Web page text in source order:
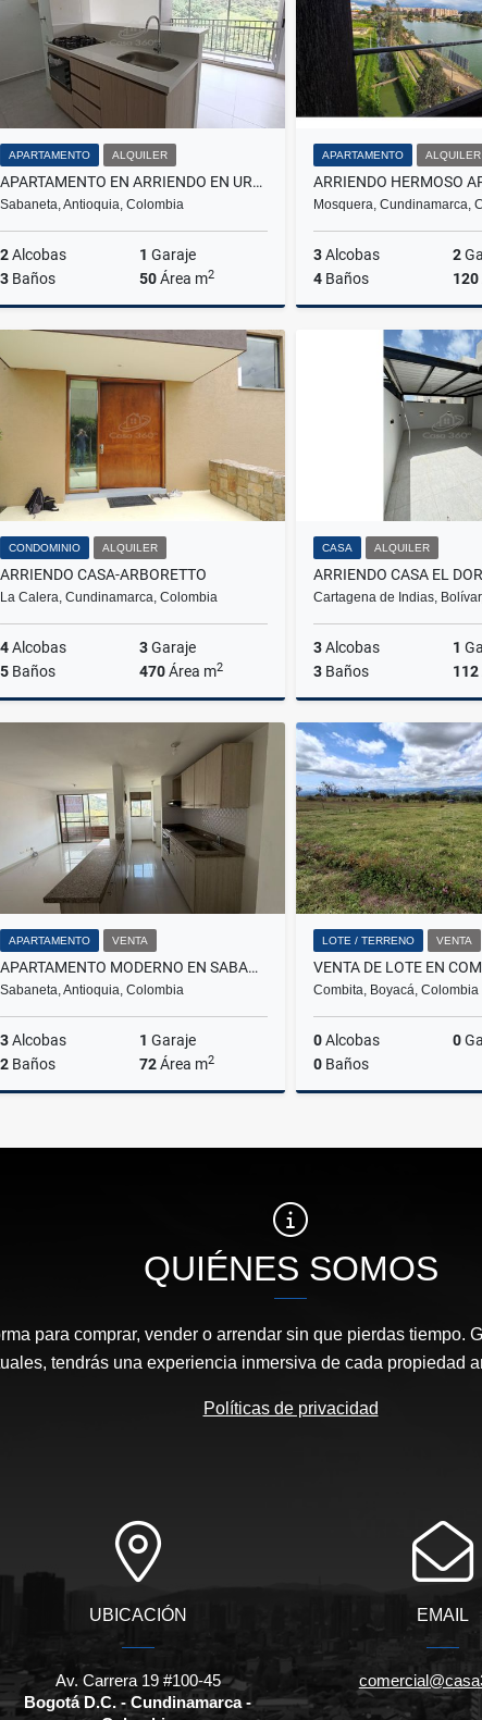
APARTAMENTO ALQUILER
APARTAMENTO EN ARRIENDO EN URBANIZACIÓN KUO- SABANETA
Sabaneta, Antioquia, Colombia
2Alcobas 1 Garaje
3 Baños 50Área m2
Alquiler
APARTAMENTO ALQUILER
Mosquera, Cundinamarca,
3Alcobas 2
4 Baños 120
CONDOMINIO ALQUILER
ARRIENDO CASA-ARBORETTO
La Calera, Cundinamarca, Colombia
4Alcobas 3Garaje
5 Baños 470Área m2
Alquiler
$11.855.200
CASA ALQUILER
ARRIENDO CASA EL
Cartagena de Indias,
3Alcobas 1
3 Baños 112
APARTAMENTO VENTA
APARTAMENTO MODERNO EN SABANETA
Sabaneta, Antioquia, Colombia
3Alcobas 1 Garaje
2 Baños 72Área m2
$460.000.000
LOTE / TERRENO VENTA
VENTA DE LOTE EN
Combita, Boyacá, Colombia
0Alcobas 0
0 Baños
QUIÉNES SOMOS
para comprar, vender o arrendar sin que pierdas tiempo.
tendrás una experiencia inmersiva de cada propiedad
Políticas de privacidad
UBICACIÓN
Av. Carrera 19 #100-45
Bogotá D.C. - Cundinamarca -
EMAIL